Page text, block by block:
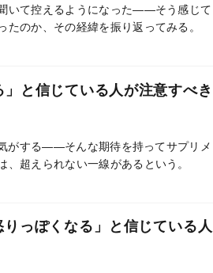
いて控えるようになった――そう感じて
のか、その経緯を振り返ってみる。
と信じている人が注意すべき
がする――そんな期待を持ってサプリメ
超えられない一線があるという。
っぽくなる」と信じている人